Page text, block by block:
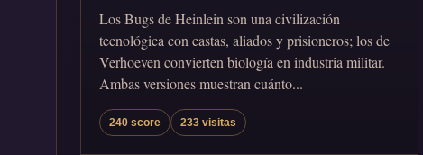
Los Bugs de Heinlein son una civilización
tecnológica con castas, aliados y prisioneros; los de
Verhoeven convierten biología en industria militar.
Ambas versiones muestran cuánto...
240 score 233 visitas